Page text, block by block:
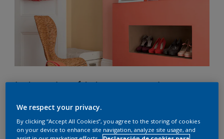
Introducí bloques de
color en tu hogar
We respect your privacy.
By clicking “Accept All Cookies”, you agree to the storing of cookies
on your device to enhance site navigation, analyze site usage, and